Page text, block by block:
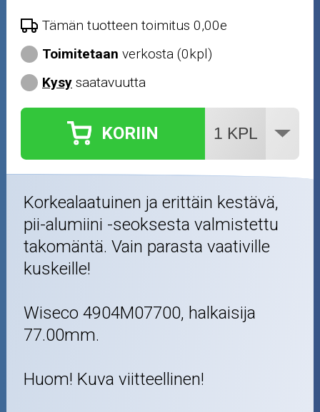
Tämän tuotteen toimitus 0,00e
Toimitetaan verkosta (0kpl)
Kysy saatavuutta
KORIIN
Korkealaatuinen ja erittäin kestävä,
pii-alumiini -seoksesta valmistettu
takomäntä. Vain parasta vaativille
kuskeille!
Wiseco 4904M07700, halkaisija
77.00mm.
Huom! Kuva viitteellinen!